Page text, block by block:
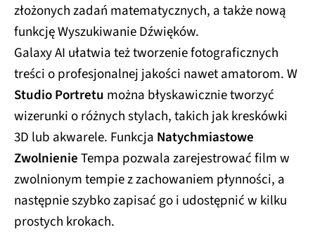
złożonych zadań matematycznych, a także nową
funkcję Wyszukiwanie Dźwięków.
Galaxy AI ułatwia też tworzenie fotograficznych
treści o profesjonalnej jakości nawet amatorom. W
Studio Portretu można błyskawicznie tworzyć
wizerunki o różnych stylach, takich jak kreskówki
3D lub akwarele. Funkcja Natychmiastowe
ZwolnienieTempa pozwala zarejestrować film w
zwolnionym tempie z zachowaniem płynności, a
następnie szybko zapisać go i udostępnić w kilku
prostych krokach.